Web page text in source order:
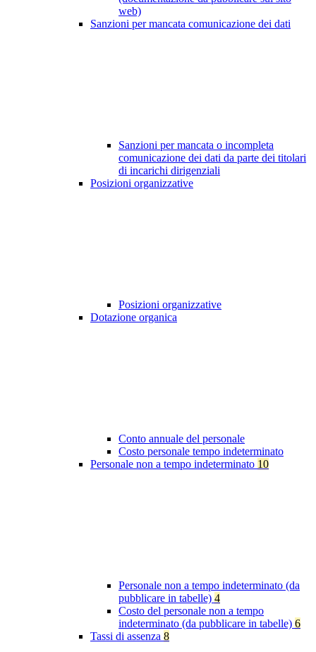
web)
Sanzioni per mancata comunicazione dei dati
Sanzioni per mancata o incompleta
comunicazione dei dati da parte dei titolari
di incarichi dirigenziali
Posizioni organizzative
Posizioni organizzative
Dotazione organica
Conto annuale del personale
Costo personale tempo indeterminato
Personale non a tempo indeterminato 10
Personale non a tempo indeterminato (da
pubblicare in tabelle) 4
Costo del personale non a tempo
indeterminato (da pubblicare in tabelle) 6
Tassi di assenza 8